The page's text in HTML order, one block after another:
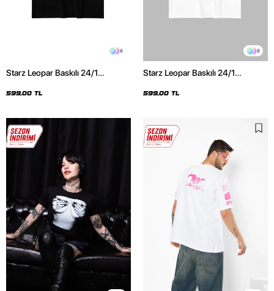
8
Starz Leopar Baskılı 24/1
599,00 TL
8
Starz Leopar Baskılı 24/1
599,00 TL